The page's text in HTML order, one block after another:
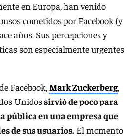
en Europa, han venido
cometidos por Facebook (y
años. Sus percepciones y
son especialmente urgentes
Facebook,Mark Zuckerberg,
Unidossirvió de poco para
pública en una empresa que
de sus usuarios. El momento